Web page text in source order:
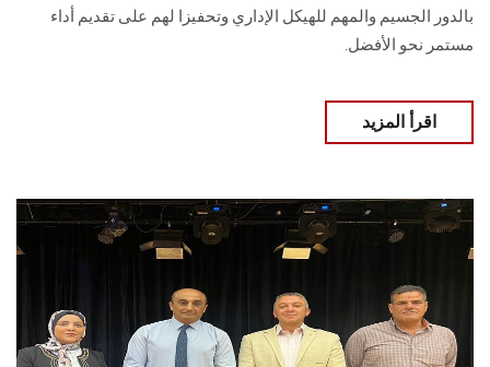
‏بالدور الجسيم والمهم للهيكل الإداري وتحفيزا لهم على تقديم أداء
مستمر نحو الأفضل.
اقرأ المزيد